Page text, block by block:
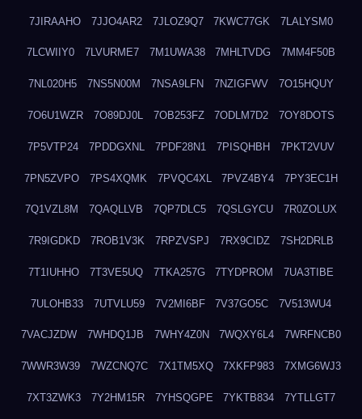
7JIRAAHO 7JJO4AR2 7JLOZ9Q7 7KWC77GK 7LALYSM0
7LCWIIY0 7LVURME7 7M1UWA38 7MHLTVDG 7MM4F50B
7NL020H5 7NS5N00M 7NSA9LFN 7NZIGFWV 7O15HQUY
7O6U1WZR 7O89DJ0L 7OB253FZ 7ODLM7D2 7OY8DOTS
7P5VTP24 7PDDGXNL 7PDF28N1 7PISQHBH 7PKT2VUV
7PN5ZVPO 7PS4XQMK 7PVQC4XL 7PVZ4BY4 7PY3EC1H
7Q1VZL8M 7QAQLLVB 7QP7DLC5 7QSLGYCU 7R0ZOLUX
7R9IGDKD 7ROB1V3K 7RPZVSPJ 7RX9CIDZ 7SH2DRLB
7T1IUHHO 7T3VE5UQ 7TKA257G 7TYDPROM 7UA3TIBE
7ULOHB33 7UTVLU59 7V2MI6BF 7V37GO5C 7V513WU4
7VACJZDW 7WHDQ1JB 7WHY4Z0N 7WQXY6L4 7WRFNCB0
7WWR3W39 7WZCNQ7C 7X1TM5XQ 7XKFP983 7XMG6WJ3
7XT3ZWK3 7Y2HM15R 7YHSQGPE 7YKTB834 7YTLLGT7